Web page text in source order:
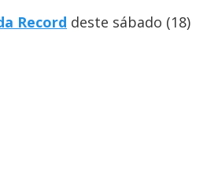
Record deste sábado (18)